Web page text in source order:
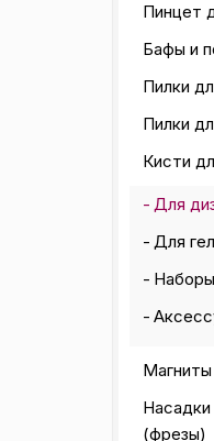
Пинцет
Бафы и
Пилки
Пилки
Кисти
Для
Для
Магниты
(фрезы)